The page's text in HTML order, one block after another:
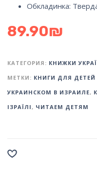
Обкладинка:
89.90₪
КАТЕГОРИЯ: КНИЖКИ
МЕТКИ: КНИГИ ДЛЯ ДЕТЕЙ
УКРАИНСКОМ В ИЗРАИЛЕ,
ІЗРАЇЛІ , ЧИТАЕМ ДЕТЯМ